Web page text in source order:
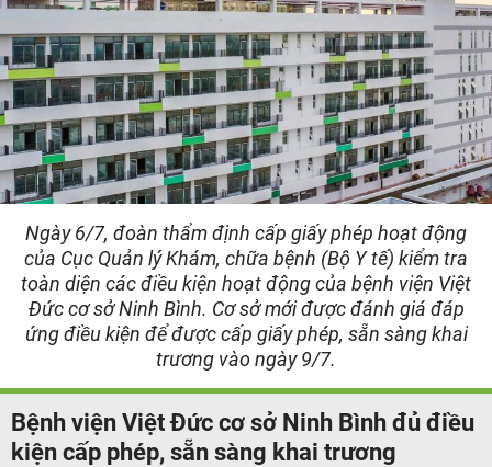
Ngày 6/7, đoàn thẩm định cấp giấy phép hoạt động
của Cục Quản lý Khám, chữa bệnh (Bộ Y tế) kiểm tra
toàn diện các điều kiện hoạt động của bệnh viện Việt
Đức cơ sở Ninh Bình. Cơ sở mới được đánh giá đáp
ứng điều kiện để được cấp giấy phép, sẵn sàng khai
trương vào ngày 9/7.
Bệnh viện Việt Đức cơ sở Ninh Bình đủ điều
kiện cấp phép, sẵn sàng khai trương